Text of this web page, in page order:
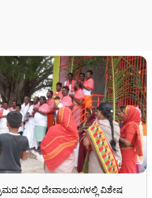
ವಿವಿಧ ದೇವಾಲಯಗಳಲ್ಲಿ ವಿಶೇಷ